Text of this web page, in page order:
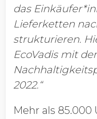
das
Lieferketten
strukturieren.
EcoVadis mit
2022.“
Mehr als